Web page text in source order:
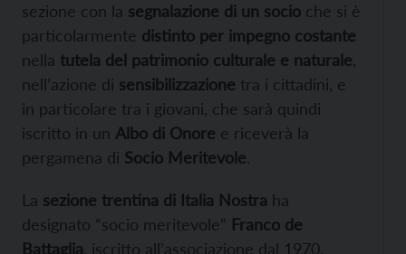
sezione con la segnalazione di un socio che si è
particolarmente distinto per impegno costante
nella tutela del patrimonio culturale e naturale
nell’azione di sensibilizzazione tra i cittadini, e
in particolare tra i giovani, che sarà quindi
iscritto in un Albo di Onore e riceverà la
pergamena di Socio Meritevole.
La sezione trentina di Italia Nostra ha
designato “socio meritevole” Franco de
Battaglia , iscritto all’associazione dal 1970.